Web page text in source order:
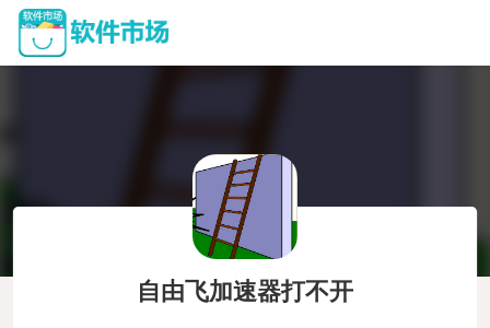
自由飞加速器打不开